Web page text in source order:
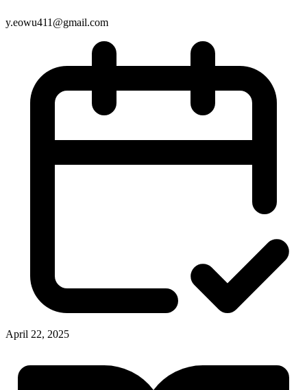
y.eowu411@gmail.com
April 22, 2025